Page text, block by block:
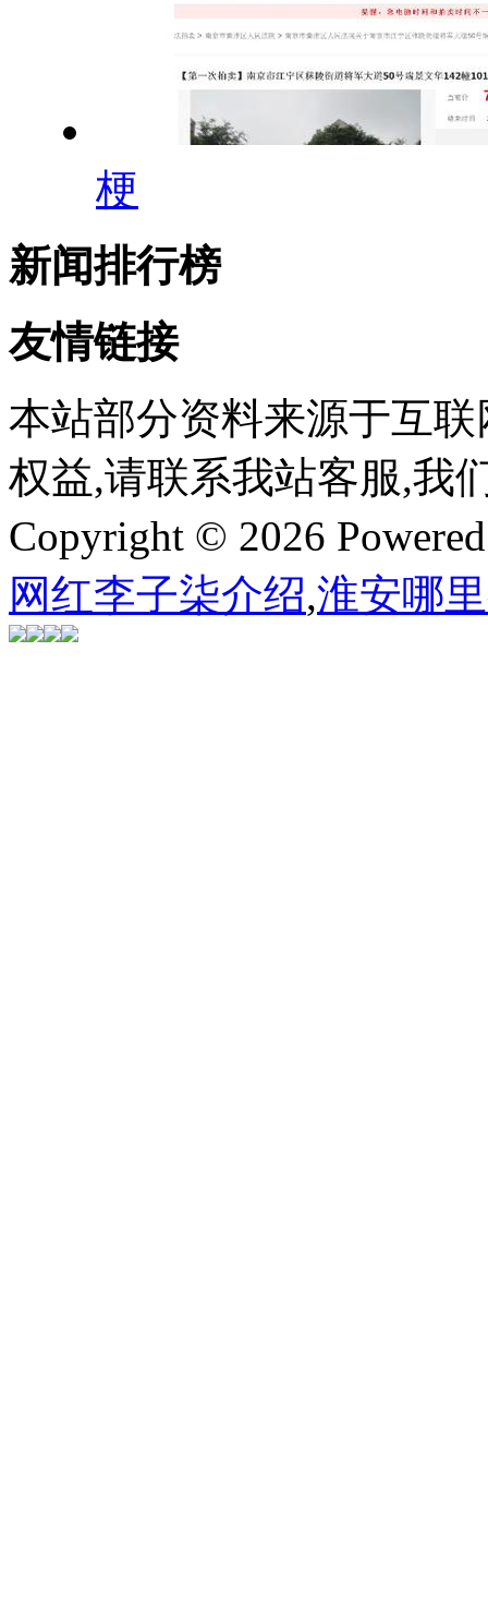
梗
新闻排行榜
友情链接
本站部分资料来源于互
权益,请联系我站客服,我
Copyright © 2026
网红李子柒介绍,淮安哪